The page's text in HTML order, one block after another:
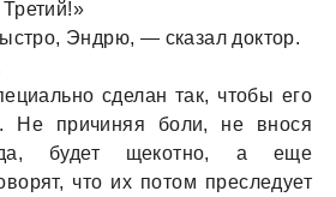
Эндрю, — сказал доктор.
сделан так, чтобы его
Не причиняя боли, не внося
будет щекотно, а еще
что их потом преследует